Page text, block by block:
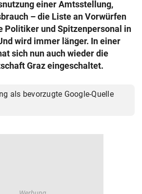
einer Amtsstellung,
– die Liste an Vorwürfen
Politiker und Spitzenpersonal in
wird immer länger. In einer
sich nun auch wieder die
Graz eingeschaltet.
als bevorzugte Google-Quelle